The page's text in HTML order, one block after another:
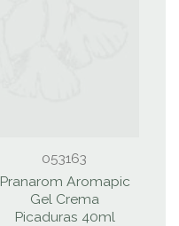
053163
Pranarom Aromapic
Gel Crema
Picaduras 40ml